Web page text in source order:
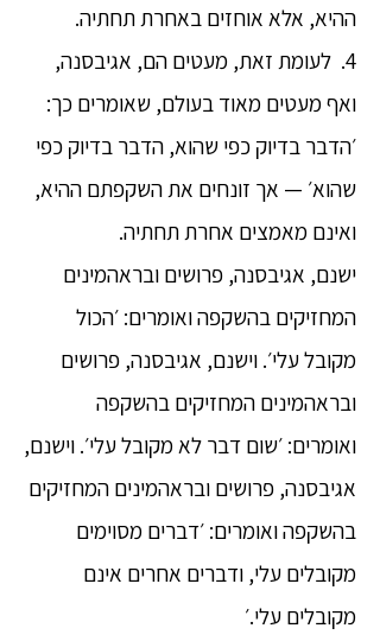
ההיא, אלא אוחזים באחרת תחתיה.
4. לעומת זאת, מעטים הם, אגיבסנה,
ואף מעטים מאוד בעולם, שאומרים כך:
׳הדבר בדיוק כפי שהוא, הדבר בדיוק כפי
שהוא׳ — אך זונחים את השקפתם ההיא,
ואינם מאמצים אחרת תחתיה.
ישנם, אגיבסנה, פרושים ובראהמינים
המחזיקים בהשקפה ואומרים: ׳הכול
מקובל עלי׳. וישנם, אגיבסנה, פרושים
ובראהמינים המחזיקים בהשקפה
ואומרים: ׳שום דבר לא מקובל עלי׳. וישנם,
אגיבסנה, פרושים ובראהמינים המחזיקים
בהשקפה ואומרים: ׳דברים מסוימים
מקובלים עלי, ודברים אחרים אינם
מקובלים עלי.׳